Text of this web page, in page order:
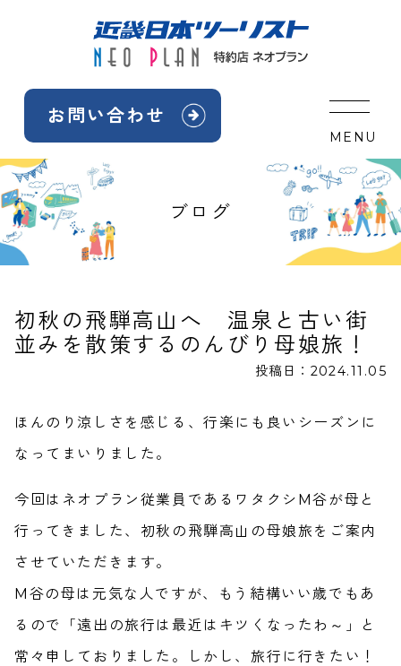
お問い合わせ
MENU
ブログ
初秋の飛騨高山へ 温泉と古い街
並みを散策するのんびり母娘旅！
投稿日： 2024.11.05
ほんのり涼しさを感じる、行楽にも良いシーズンに
なってまいりました。
今回はネオプラン従業員であるワタクシM谷が母と
行ってきました、初秋の飛騨高山の母娘旅をご案内
させていただきます。
M谷の母は元気な人ですが、もう結構いい歳でもあ
るので「遠出の旅行は最近はキツくなったわ～」と
常々申しておりました。しかし、旅行に行きたい！